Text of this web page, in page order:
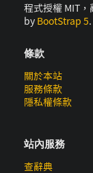
程式授權 MIT
by BootStrap 5.
條款
關於本站
服務條款
隱私權條款
站內服務
查辭典